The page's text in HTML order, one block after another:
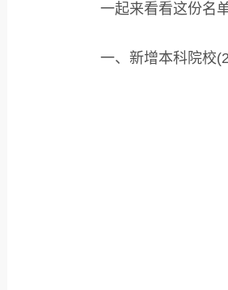
一起来看看这份名
一、新增本科院校